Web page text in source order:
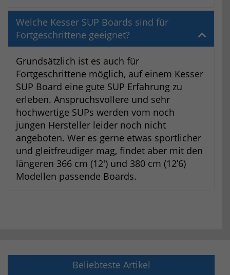
Welche Kesser SUP Boards sind für
Fortgeschrittene geeignet?
Grundsätzlich ist es auch für
Fortgeschrittene möglich, auf einem Kesser
SUP Board eine gute SUP Erfahrung zu
erleben. Anspruchsvollere und sehr
hochwertige SUPs werden vom noch
jungen Hersteller leider noch nicht
angeboten. Wer es gerne etwas sportlicher
und gleitfreudiger mag, findet aber mit den
längeren 366 cm (12′) und 380 cm (12’6)
Modellen passende Boards.
Beliebteste Artikel